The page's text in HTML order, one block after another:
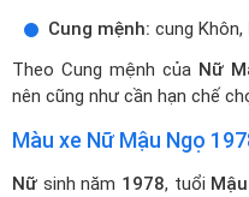
Cung mệnh: cung Khôn,
Theo Cung mệnh của Nữ
nên cũng như cần hạn chế
Màu xe Nữ Mậu Ngọ
Nữ sinh năm 1978, tuổi